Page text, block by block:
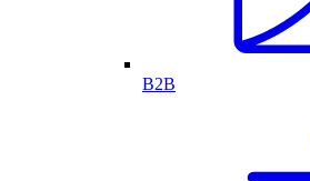
B2B